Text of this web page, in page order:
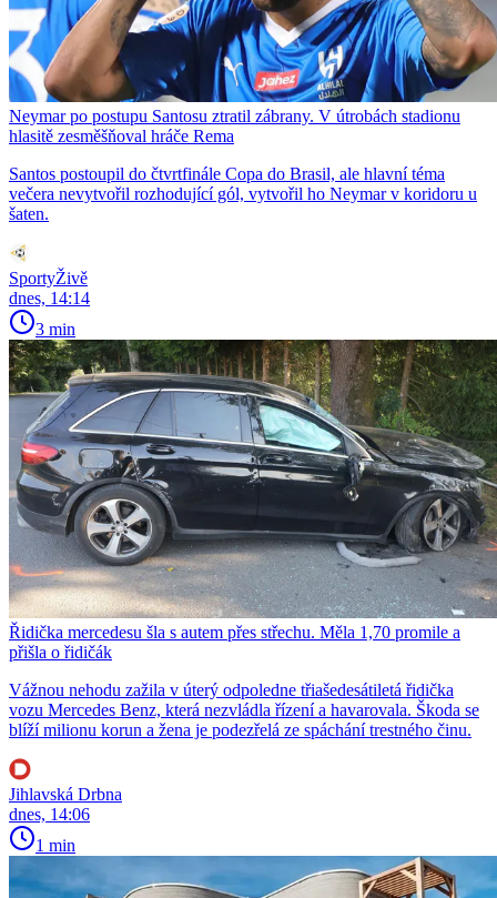
Neymar po postupu Santosu ztratil zábrany. V útrobách stadionu
hlasitě zesměšňoval hráče Rema
Santos postoupil do čtvrtfinále Copa do Brasil, ale hlavní téma
večera nevytvořil rozhodující gól, vytvořil ho Neymar v koridoru u
šaten.
SportyŽivě
dnes, 14:14
3 min
Řidička mercedesu šla s autem přes střechu. Měla 1,70 promile a
přišla o řidičák
Vážnou nehodu zažila v úterý odpoledne třiašedesátiletá řidička
vozu Mercedes Benz, která nezvládla řízení a havarovala. Škoda se
blíží milionu korun a žena je podezřelá ze spáchání trestného činu.
Jihlavská Drbna
dnes, 14:06
1 min